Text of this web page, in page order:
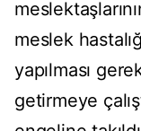
meslek
yapılması
getirmeye